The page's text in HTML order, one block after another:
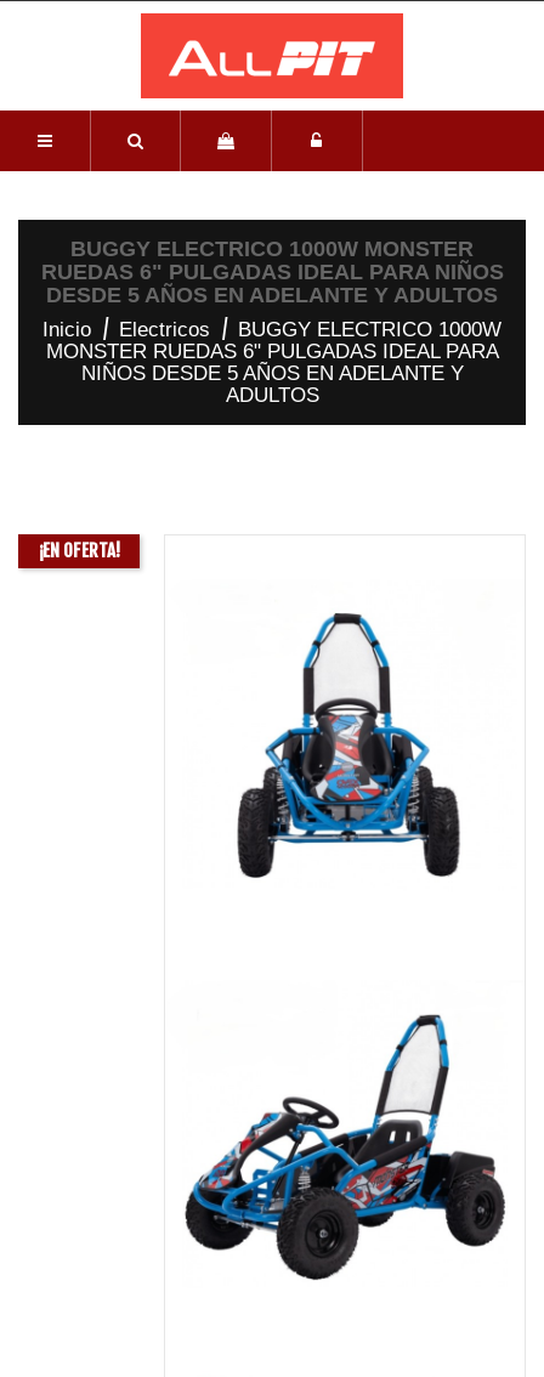
BUGGY ELECTRICO 1000W MONSTER
RUEDAS 6" PULGADAS IDEAL PARA NIÑOS
DESDE 5 AÑOS EN ADELANTE Y ADULTOS
Inicio Electricos
BUGGY ELECTRICO 1000W
MONSTER RUEDAS 6" PULGADAS IDEAL PARA
NIÑOS DESDE 5 AÑOS EN ADELANTE Y
ADULTOS
¡EN OFERTA!